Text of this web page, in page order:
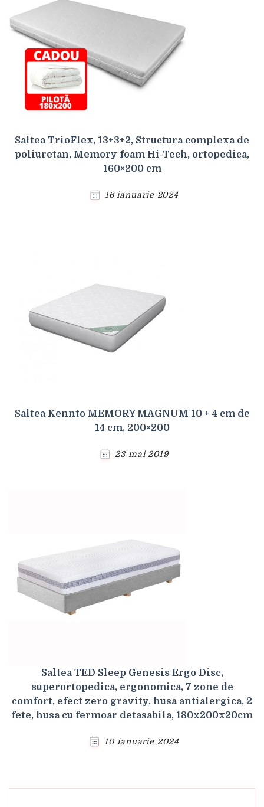
Saltea TrioFlex, 13+3+2, Structura complexa de
poliuretan, Memory foam Hi-Tech, ortopedica,
160×200 cm
16 ianuarie 2024
Saltea Kennto MEMORY MAGNUM 10 + 4 cm de
14 cm, 200×200
23 mai 2019
Saltea TED Sleep Genesis Ergo Disc,
superortopedica, ergonomica, 7 zone de
comfort, efect zero gravity, husa antialergica, 2
fete, husa cu fermoar detasabila, 180x200x20cm
10 ianuarie 2024